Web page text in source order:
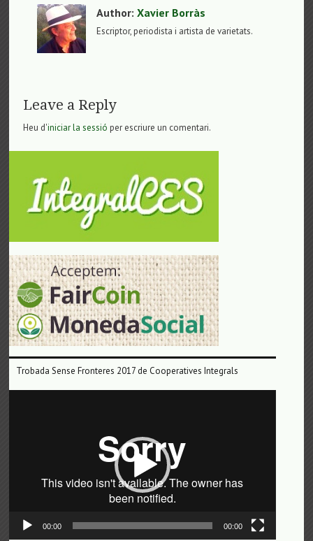
Author:Xavier Borràs
Escriptor, periodista i artista de varietats.
Leave a Reply
Heu d'iniciar la sessió per escriure un comentari.
Trobada Sense Fronteres 2017 de Cooperatives Integrals
00:00 00:00